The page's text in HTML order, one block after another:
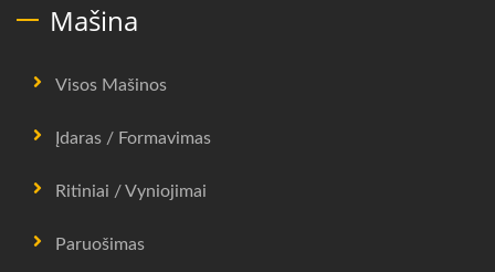
Mašina
Visos Mašinos
Įdaras / Formavimas
Ritiniai / Vyniojimai
Paruošimas